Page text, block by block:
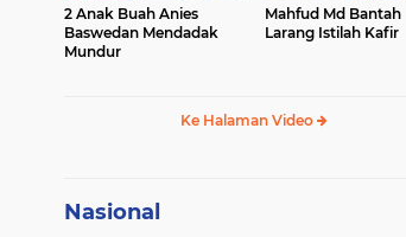
2 Anak Buah Anies
Baswedan Mendadak
Mundur
Mahfud Md Bantah
Larang Istilah Kafir
Ke Halaman Video
Nasional